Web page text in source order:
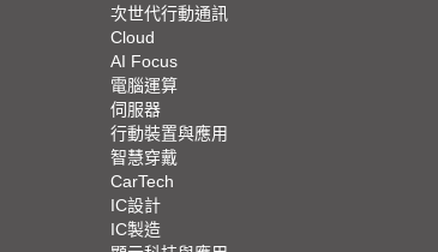
次世代行動通訊
Cloud
AI Focus
電腦運算
伺服器
行動裝置與應用
智慧穿戴
CarTech
IC設計
IC製造